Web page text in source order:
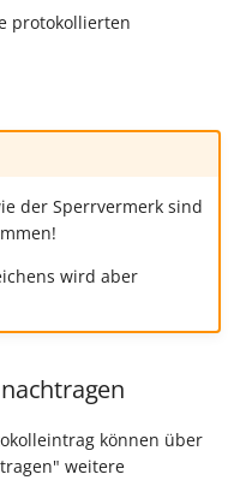
protokollierten
der Sperrvermerk sind
wird aber
können über
weitere
in Übersichten und in
Detail-Ansichten
Übersichten: Drag &
Archiv-Mandant
Datenerfassung vor dem
Grundpreis-Einheiten